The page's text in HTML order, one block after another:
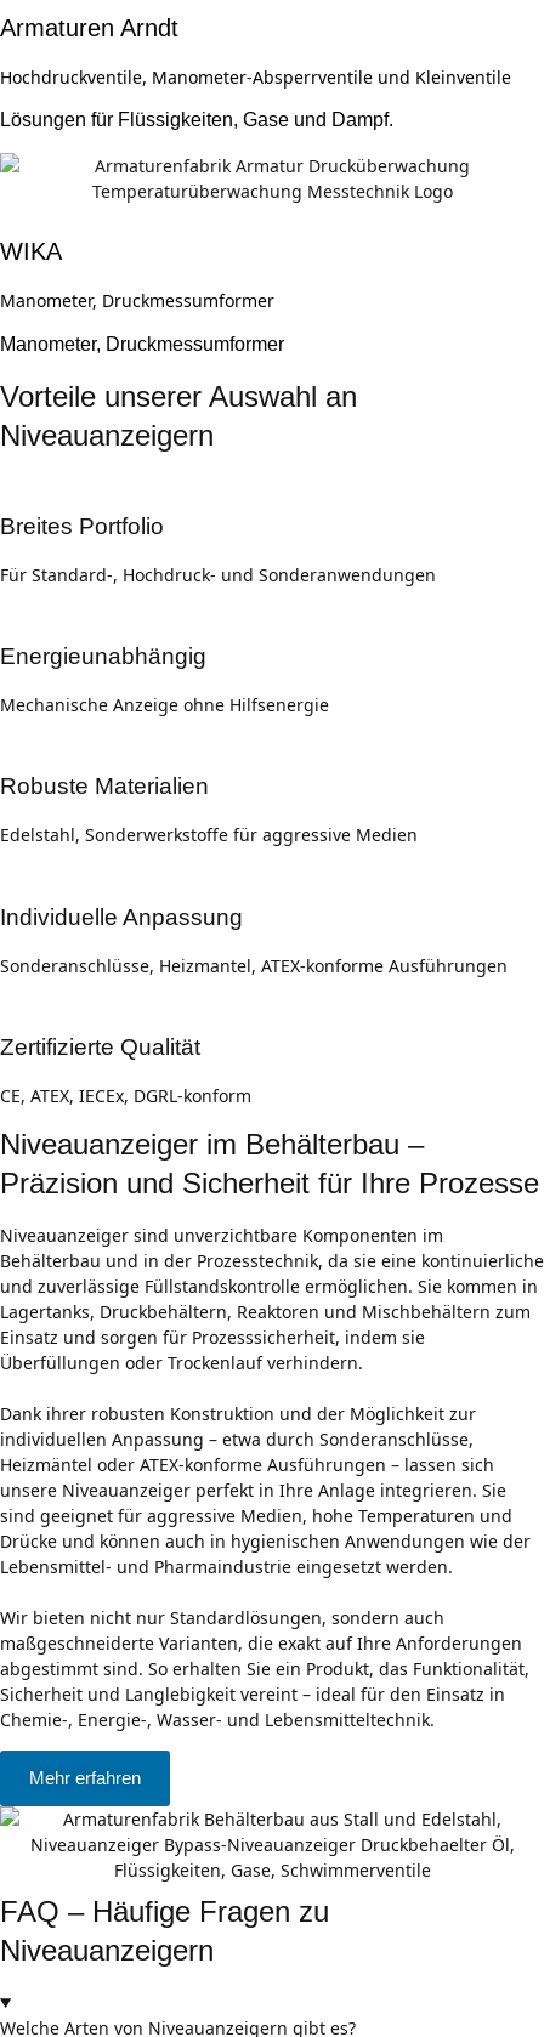
Armaturen Arndt
Hochdruckventile, Manometer-Absperrventile und Kleinventile
Lösungen für Flüssigkeiten, Gase und Dampf.
WIKA
Manometer, Druckmessumformer
Manometer, Druckmessumformer
Vorteile unserer Auswahl an
Niveauanzeigern
Breites Portfolio
Für Standard-, Hochdruck- und Sonderanwendungen
Energieunabhängig
Mechanische Anzeige ohne Hilfsenergie
Robuste Materialien
Edelstahl, Sonderwerkstoffe für aggressive Medien
Individuelle Anpassung
Sonderanschlüsse, Heizmantel, ATEX-konforme Ausführungen
Zertifizierte Qualität
CE, ATEX, IECEx, DGRL-konform
Niveauanzeiger im Behälterbau –
Präzision und Sicherheit für Ihre Prozesse
Niveauanzeiger sind unverzichtbare Komponenten im
Behälterbau und in der Prozesstechnik, da sie eine kontinuierliche
und zuverlässige Füllstandskontrolle ermöglichen. Sie kommen in
Lagertanks, Druckbehältern, Reaktoren und Mischbehältern zum
Einsatz und sorgen für Prozesssicherheit, indem sie
Überfüllungen oder Trockenlauf verhindern.
Dank ihrer robusten Konstruktion und der Möglichkeit zur
individuellen Anpassung – etwa durch Sonderanschlüsse,
Heizmäntel oder ATEX-konforme Ausführungen – lassen sich
unsere Niveauanzeiger perfekt in Ihre Anlage integrieren. Sie
sind geeignet für aggressive Medien, hohe Temperaturen und
Drücke und können auch in hygienischen Anwendungen wie der
Lebensmittel- und Pharmaindustrie eingesetzt werden.
Wir bieten nicht nur Standardlösungen, sondern auch
maßgeschneiderte Varianten, die exakt auf Ihre Anforderungen
abgestimmt sind. So erhalten Sie ein Produkt, das Funktionalität,
Sicherheit und Langlebigkeit vereint – ideal für den Einsatz in
Chemie-, Energie-, Wasser- und Lebensmitteltechnik.
Mehr erfahren
FAQ – Häufige Fragen zu
Niveauanzeigern
Welche Arten von Niveauanzeigern gibt es?